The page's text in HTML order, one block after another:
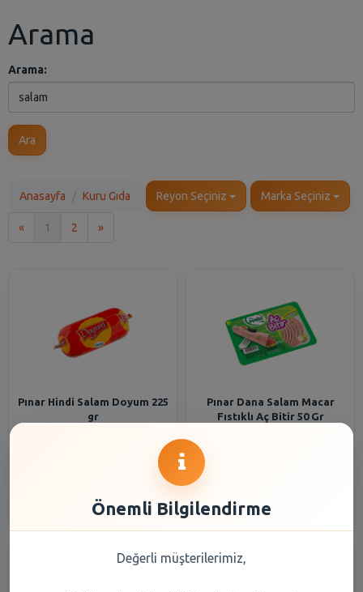
Arama
Arama:
Ara
Anasayfa Kuru Gıda Reyon Seçiniz Marka Seçiniz
« 1 2 »Son
Pınar Hindi Salam Doyum 225
gr
Pınar Dana Salam Macar
Fıstıklı Aç Bitir 50 Gr
Önemli Bilgilendirme
Değerli müşterilerimiz,